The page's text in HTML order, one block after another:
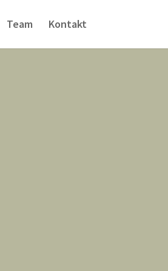
Team Kontakt